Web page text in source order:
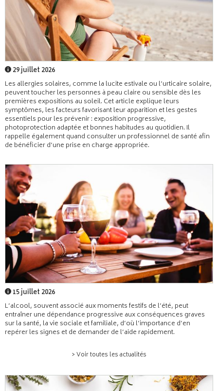
29 juillet 2026
Les allergies solaires, comme la lucite estivale ou l’urticaire solaire,
peuvent toucher les personnes à peau claire ou sensible dès les
premières expositions au soleil. Cet article explique leurs
symptômes, les facteurs favorisant leur apparition et les gestes
essentiels pour les prévenir : exposition progressive,
photoprotection adaptée et bonnes habitudes au quotidien. Il
rappelle également quand consulter un professionnel de santé afin
de bénéficier d’une prise en charge appropriée.
15 juillet 2026
L’alcool, souvent associé aux moments festifs de l’été, peut
entraîner une dépendance progressive aux conséquences graves
sur la santé, la vie sociale et familiale, d’où l’importance d’en
repérer les signes et de demander de l’aide rapidement.
> Voir toutes les actualités